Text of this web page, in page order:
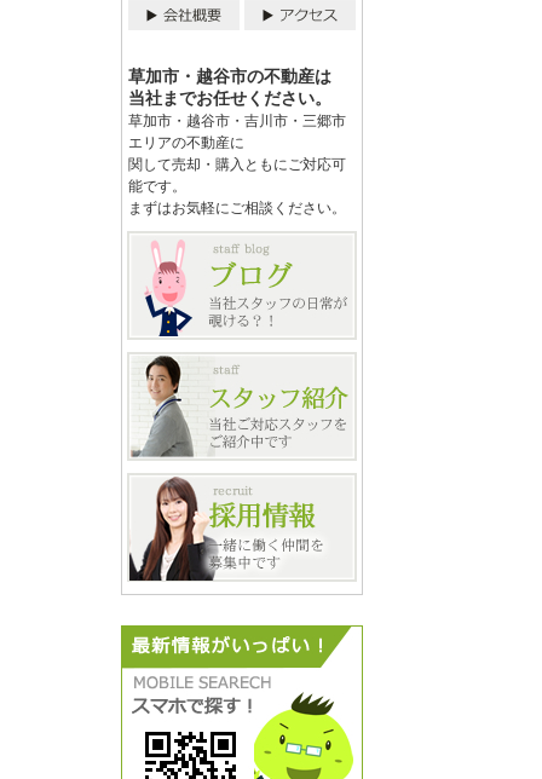
草加市・越谷市の不動産は
当社までお任せください。
草加市・越谷市・吉川市・三郷市
エリアの不動産に
関して売却・購入ともにご対応可
能です。
まずはお気軽にご相談ください。